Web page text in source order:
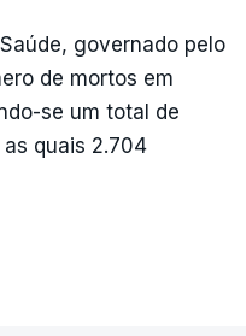
governado pelo
de mortos em
se um total de
quais 2.704